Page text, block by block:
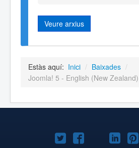
Veure arxius
Estàs aquí: Inici / Baixades /
Joomla! 5 - English (New Zealand)
Joomla!Joomla!Joomla!